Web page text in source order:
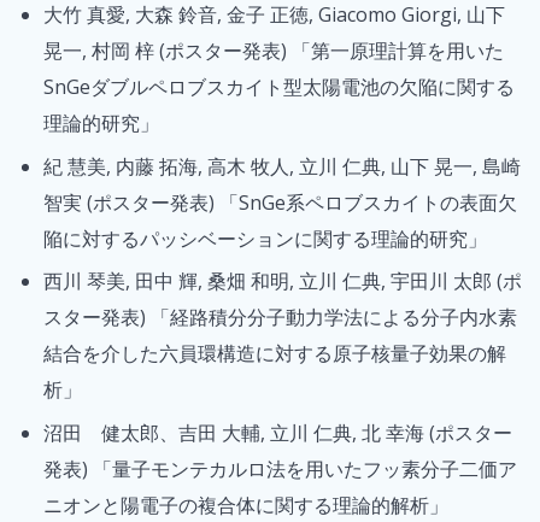
大竹 真愛, 大森 鈴音, 金子 正徳, Giacomo Giorgi, 山下
晃一, 村岡 梓 (ポスター発表) 「第一原理計算を用いた
SnGeダブルペロブスカイト型太陽電池の欠陥に関する
理論的研究」
紀 慧美, 内藤 拓海, 高木 牧人, 立川 仁典, 山下 晃一, 島崎
智実 (ポスター発表) 「SnGe系ペロブスカイトの表面欠
陥に対するパッシベーションに関する理論的研究」
西川 琴美, 田中 輝, 桑畑 和明, 立川 仁典, 宇田川 太郎 (ポ
スター発表) 「経路積分分子動力学法による分子内水素
結合を介した六員環構造に対する原子核量子効果の解
析」
沼田 健太郎、吉田 大輔, 立川 仁典, 北 幸海 (ポスター
発表) 「量子モンテカルロ法を用いたフッ素分子二価ア
ニオンと陽電子の複合体に関する理論的解析」